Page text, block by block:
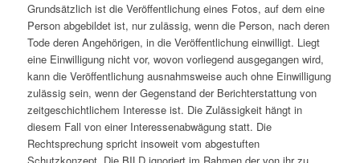
Grundsätzlich ist die Veröffentlichung eines Fotos, auf dem eine
Person abgebildet ist, nur zulässig, wenn die Person, nach deren
Tode deren Angehörigen, in die Veröffentlichung einwilligt. Liegt
eine Einwilligung nicht vor, wovon vorliegend ausgegangen wird,
kann die Veröffentlichung ausnahmsweise auch ohne Einwilligung
zulässig sein, wenn der Gegenstand der Berichter­stattung von
zeitgeschichtlichem Interesse ist. Die Zulässigkeit hängt in
diesem Fall von einer Interessenabwägung statt. Die
Rechtsprechung spricht insoweit vom abgestuften